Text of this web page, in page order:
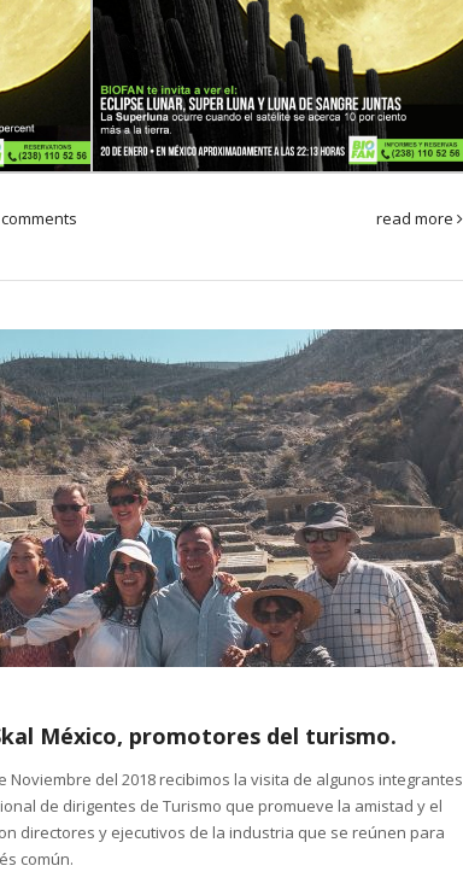
read more
México, promotores del turismo.
Noviembre del 2018 recibimos la visita de algunos integrantes
de dirigentes de Turismo que promueve la amistad y el
directores y ejecutivos de la industria que se reúnen para
común.